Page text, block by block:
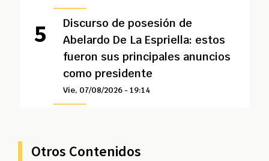
Discurso de posesión de
Abelardo De La Espriella: estos
fueron sus principales anuncios
como presidente
Vie, 07/08/2026 - 19:14
Otros Contenidos